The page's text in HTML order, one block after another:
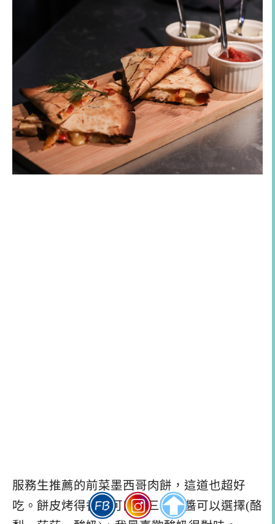
服務生推薦的前菜墨西哥肉餅，這道也超好
吃。餅皮烤得香脆可口，三種沾醬可以選擇(酪